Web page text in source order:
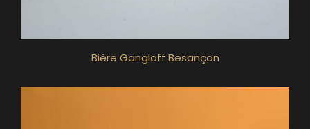
Bière Gangloff Besançon